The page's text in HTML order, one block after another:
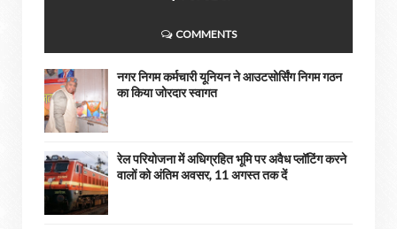
COMMENTS
नगर निगम कर्मचारी यूनियन ने आउटसोर्सिंग निगम गठन
का किया जोरदार स्वागत
रेल परियोजना में अधिग्रहित भूमि पर अवैध प्लॉटिंग करने
वालों को अंतिम अवसर, 11 अगस्त तक दें